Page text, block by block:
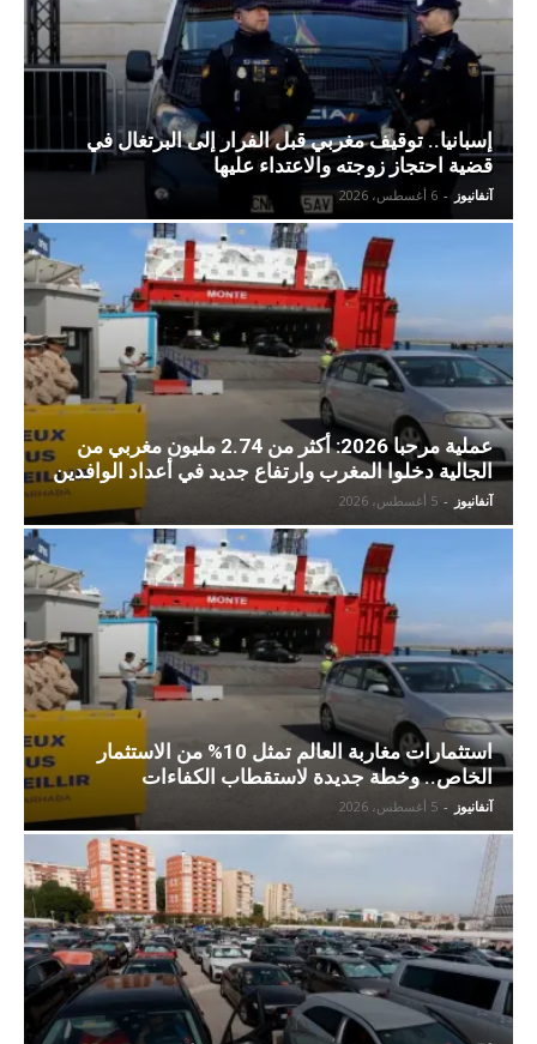
إسبانيا.. توقيف مغربي قبل الفرار إلى البرتغال في
قضية احتجاز زوجته والاعتداء عليها
آنفانيوز - 6 أغسطس، 2026
عملية مرحبا 2026: أكثر من 2.74 مليون مغربي من
الجالية دخلوا المغرب وارتفاع جديد في أعداد الوافدين
آنفانيوز - 5 أغسطس، 2026
استثمارات مغاربة العالم تمثل 10% من الاستثمار
الخاص.. وخطة جديدة لاستقطاب الكفاءات
آنفانيوز - 5 أغسطس، 2026